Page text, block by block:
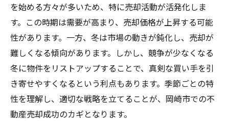
最新の岡崎市不動産市場レポートの活用法
岡崎市の不動産市場に関する信頼できる情
報源
岡崎市の不動産売却成功に必要な市場デー
タの分析法
岡崎市での不動産価値を見極めるための情
報取得の方法
を始める方々が多いため、特に売却活動が活発化しま
す。この時期は需要が高まり、売却価格が上昇する可能
性があります。一方、冬は市場の動きが鈍化し、売却が
難しくなる傾向があります。しかし、競争が少なくなる
冬に物件をリストアップすることで、真剣な買い手を引
き寄せやすくなるという利点もあります。季節ごとの特
性を理解し、適切な戦略を立てることが、岡崎市での不
動産売却成功のカギとなります。